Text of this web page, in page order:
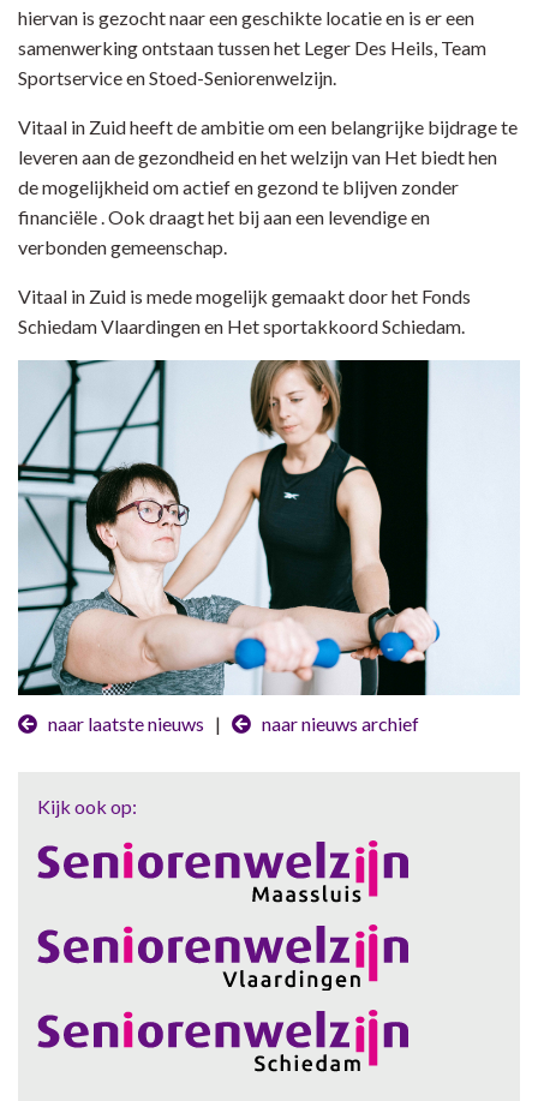
hiervan is gezocht naar een geschikte locatie en is er een
samenwerking ontstaan tussen het Leger Des Heils, Team
Sportservice en Stoed-Seniorenwelzijn.
Vitaal in Zuid heeft de ambitie om een belangrijke bijdrage te
leveren aan de gezondheid en het welzijn van Het biedt hen
de mogelijkheid om actief en gezond te blijven zonder
financiële . Ook draagt het bij aan een levendige en
verbonden gemeenschap.
Vitaal in Zuid is mede mogelijk gemaakt door het Fonds
Schiedam Vlaardingen en Het sportakkoord Schiedam.
naar laatste nieuws | naar nieuws archief
Kijk ook op: